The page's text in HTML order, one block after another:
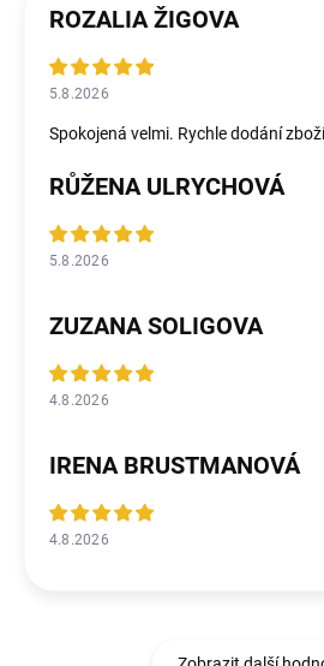
ROZALIA ŽIGOVA
5.8.2026
Spokojená velmi. Rychle dodání
RŮŽENA ULRYCHOVÁ
5.8.2026
ZUZANA SOLIGOVA
4.8.2026
IRENA BRUSTMANOVÁ
4.8.2026